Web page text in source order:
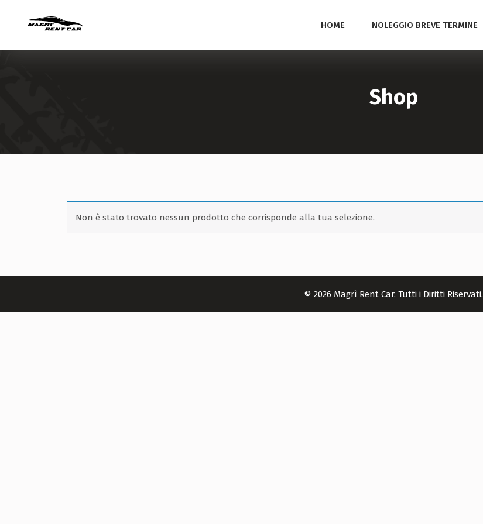
HOME NOLEGGIO BREVE TERMINE
Shop
Non è stato trovato nessun prodotto che corrisponde alla tua selezione.
© 2026 Magrì Rent Car. Tutti i Diritti Riservati.